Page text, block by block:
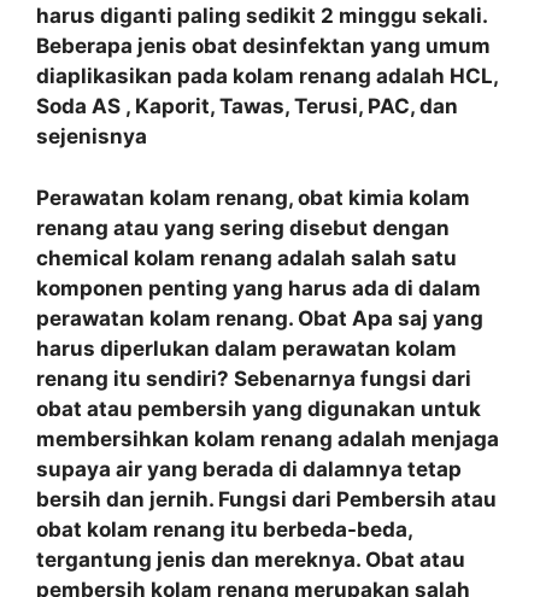
harus diganti paling sedikit 2 minggu sekali.
Beberapa jenis obat desinfektan yang umum
diaplikasikan pada kolam renang adalah HCL,
Soda AS , Kaporit, Tawas, Terusi, PAC, dan
sejenisnya
Perawatan kolam renang, obat kimia kolam
renang atau yang sering disebut dengan
chemical kolam renang adalah salah satu
komponen penting yang harus ada di dalam
perawatan kolam renang. Obat Apa saj yang
harus diperlukan dalam perawatan kolam
renang itu sendiri? Sebenarnya fungsi dari
obat atau pembersih yang digunakan untuk
membersihkan kolam renang adalah menjaga
supaya air yang berada di dalamnya tetap
bersih dan jernih. Fungsi dari Pembersih atau
obat kolam renang itu berbeda-beda,
tergantung jenis dan mereknya. Obat atau
pembersih kolam renang merupakan salah